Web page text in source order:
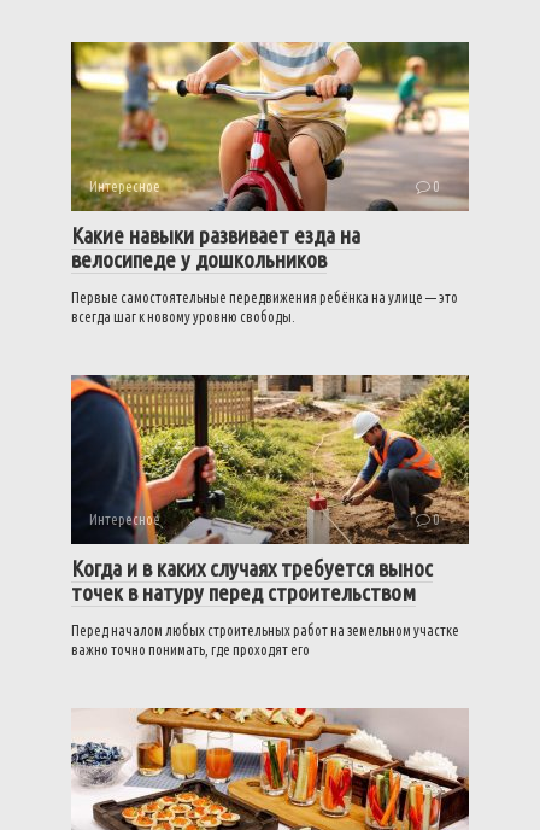
Интересное 0
Какие навыки развивает езда на
велосипеде у дошкольников
Первые самостоятельные передвижения ребёнка на улице — это
всегда шаг к новому уровню свободы.
Интересное 0
Когда и в каких случаях требуется вынос
точек в натуру перед строительством
Перед началом любых строительных работ на земельном участке
важно точно понимать, где проходят его